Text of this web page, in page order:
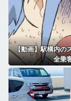
【動画】駅構内の
全乗